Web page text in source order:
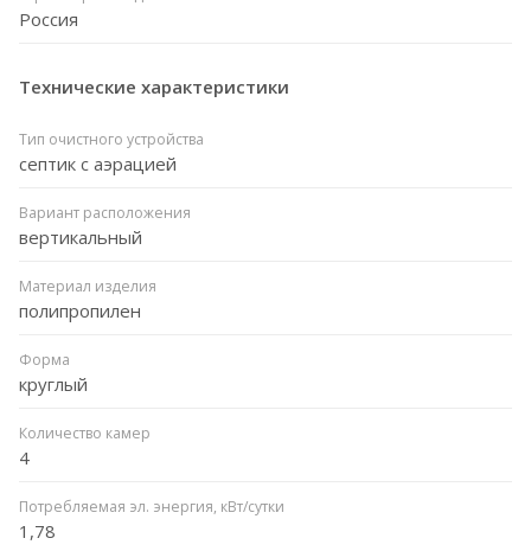
Россия
Технические характеристики
Тип очистного устройства
септик с аэрацией
Вариант расположения
вертикальный
Материал изделия
полипропилен
Форма
круглый
Количество камер
4
Потребляемая эл. энергия, кВт/сутки
1,78